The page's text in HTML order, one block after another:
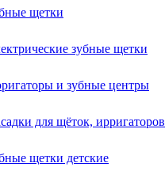
щетки
зубные щетки
и зубные центры
для щёток, ирригаторов
щетки детские